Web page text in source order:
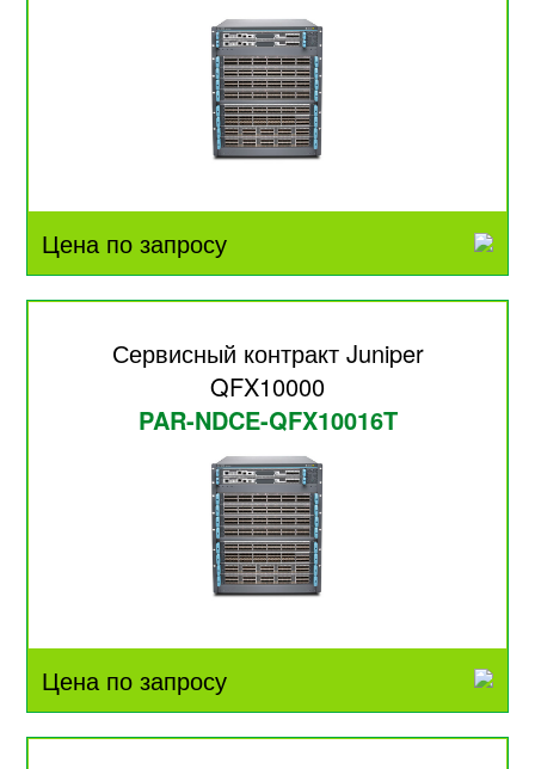
Цена по запросу
Сервисный контракт Juniper
QFX10000
PAR-NDCE-QFX10016T
Цена по запросу